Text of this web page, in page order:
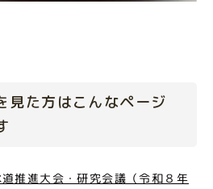
見た方はこんなページ
推進大会・研究会議（令和８年